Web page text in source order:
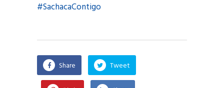
#SachacaContigo
Share Tweet